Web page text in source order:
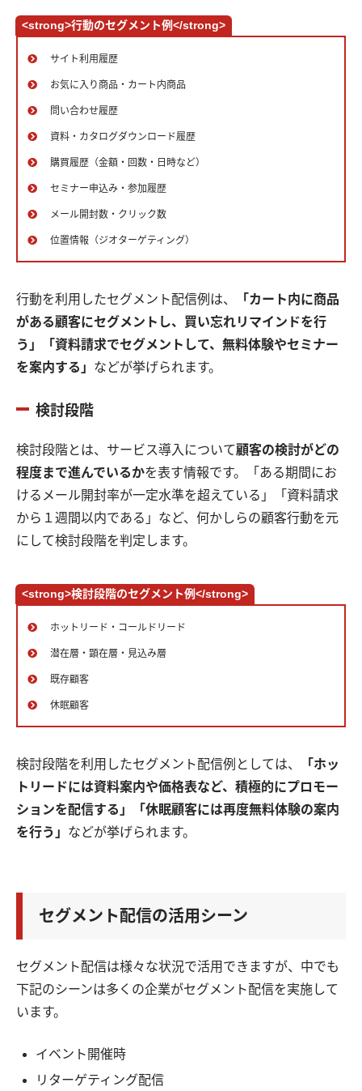
<strong>行動のセグメント例</strong>
サイト利用履歴
お気に入り商品・カート内商品
問い合わせ履歴
資料・カタログダウンロード履歴
購買履歴（金額・回数・日時など）
セミナー申込み・参加履歴
メール開封数・クリック数
位置情報（ジオターゲティング）
行動を利用したセグメント配信例は、
「カート内に商品
がある顧客にセグメントし、買い忘れリマインドを行
う」「資料請求でセグメントして、無料体験やセミナー
を案内する」 などが挙げられます。
検討段階
検討段階とは、サービス導入について顧客の検討がどの
程度まで進んでいるかを表す情報です。「ある期間にお
けるメール開封率が一定水準を超えている」「資料請求
から１週間以内である」など、何かしらの顧客行動を元
にして検討段階を判定します。
<strong>検討段階のセグメント例</strong>
ホットリード・コールドリード
潜在層・顕在層・見込み層
既存顧客
休眠顧客
検討段階を利用したセグメント配信例としては、
「ホッ
トリードには資料案内や価格表など、積極的にプロモー
ションを配信する」「休眠顧客には再度無料体験の案内
を行う」 などが挙げられます。
セグメント配信の活用シーン
セグメント配信は様々な状況で活用できますが、中でも
下記のシーンは多くの企業がセグメント配信を実施して
います。
イベント開催時
リターゲティング配信